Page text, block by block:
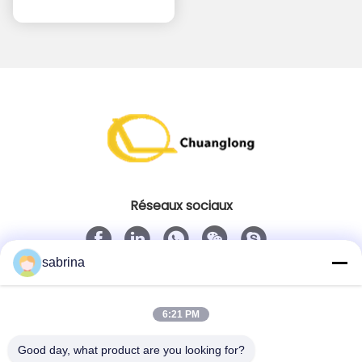
Réseaux sociaux
sabrina
6:21 PM
Good day, what product are you looking for?